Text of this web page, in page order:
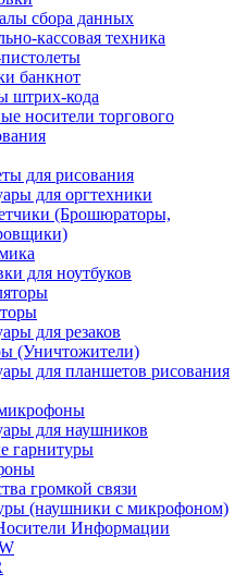
сбора данных
кассовая техника
банкнот
штрих-кода
носители торгового
для рисования
для оргтехники
(Брошюраторы,
для ноутбуков
для резаков
(Уничтожители)
для планшетов рисования
для наушников
гарнитуры
громкой связи
(наушники с микрофоном)
Информации